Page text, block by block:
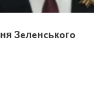
Зeлeнcькoгo